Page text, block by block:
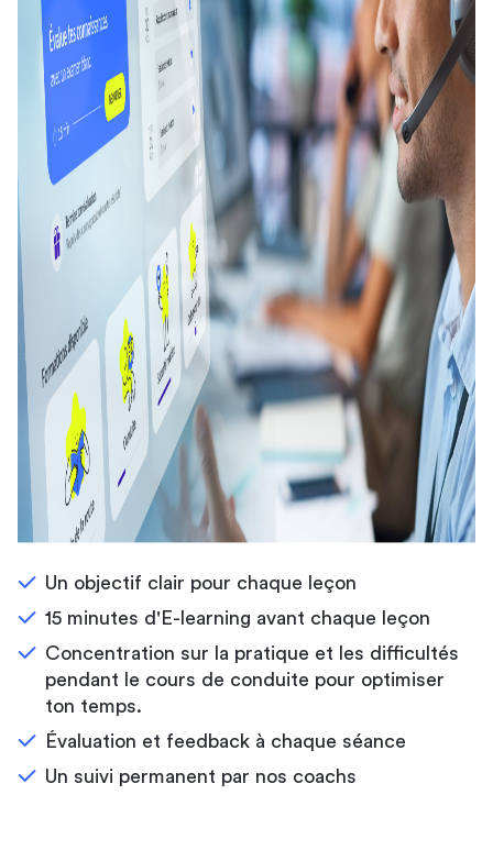
Un objectif clair pour chaque leçon
15 minutes d'E-learning avant chaque leçon
Concentration sur la pratique et les difficultés
pendant le cours de conduite pour optimiser
ton temps.
Évaluation et feedback à chaque séance
Un suivi permanent par nos coachs